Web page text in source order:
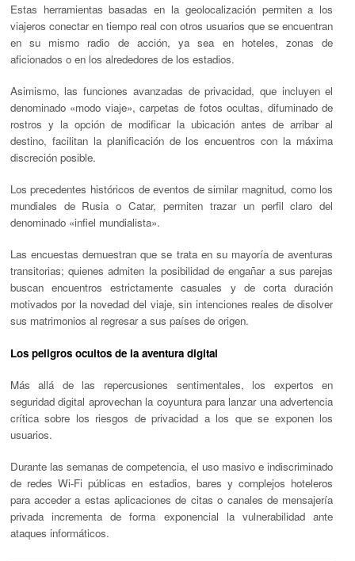
Estas herramientas basadas en la geolocalización permiten a los
viajeros conectar en tiempo real con otros usuarios que se encuentran
en su mismo radio de acción, ya sea en hoteles, zonas de
aficionados o en los alrededores de los estadios.
Asimismo, las funciones avanzadas de privacidad, que incluyen el
denominado «modo viaje», carpetas de fotos ocultas, difuminado de
rostros y la opción de modificar la ubicación antes de arribar al
destino, facilitan la planificación de los encuentros con la máxima
discreción posible.
Los precedentes históricos de eventos de similar magnitud, como los
mundiales de Rusia o Catar, permiten trazar un perfil claro del
denominado «infiel mundialista».
Las encuestas demuestran que se trata en su mayoría de aventuras
transitorias; quienes admiten la posibilidad de engañar a sus parejas
buscan encuentros estrictamente casuales y de corta duración
motivados por la novedad del viaje, sin intenciones reales de disolver
sus matrimonios al regresar a sus países de origen.
Los peligros ocultos de la aventura digital
Más allá de las repercusiones sentimentales, los expertos en
seguridad digital aprovechan la coyuntura para lanzar una advertencia
crítica sobre los riesgos de privacidad a los que se exponen los
usuarios.
Durante las semanas de competencia, el uso masivo e indiscriminado
de redes Wi-Fi públicas en estadios, bares y complejos hoteleros
para acceder a estas aplicaciones de citas o canales de mensajería
privada incrementa de forma exponencial la vulnerabilidad ante
ataques informáticos.